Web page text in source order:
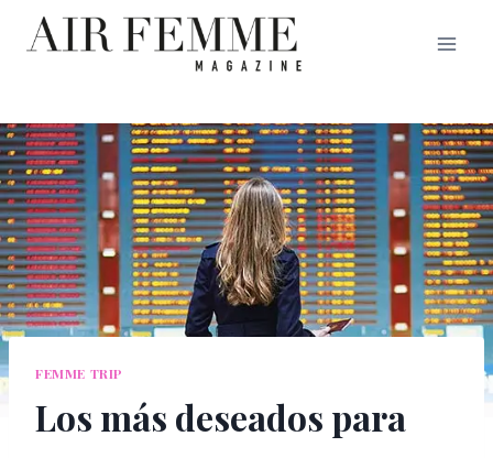
Saltar
FEMME TRIP
Los más deseados para